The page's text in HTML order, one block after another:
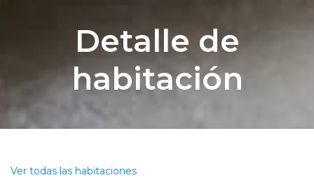
Detalle de
habitación
Ver todas las habitaciones